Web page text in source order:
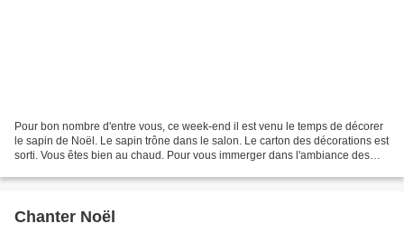
Pour bon nombre d'entre vous, ce week-end il est venu le temps de décorer
le sapin de Noël. Le sapin trône dans le salon. Le carton des décorations est
sorti. Vous êtes bien au chaud. Pour vous immerger dans l'ambiance des
Chanter Noël